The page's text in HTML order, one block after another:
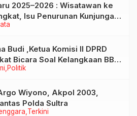
2025–2026 : Wisatawan ke
Isu Penurunan Kunjungan
Politik
Budi ,Ketua Komisi II DPRD
Bicara Soal Kelangkaan BBM
Jenis Solar
Terkini
Wiyono, Akpol 2003,
Polda Sultra